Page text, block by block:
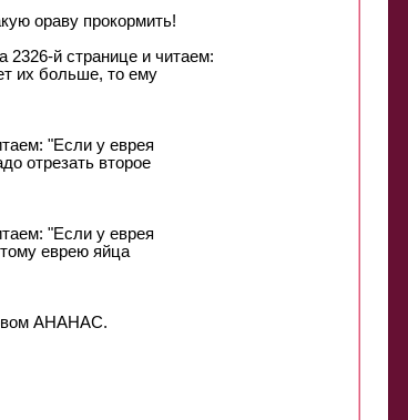
ораву прокормить!
й странице и читаем:
их больше, то ему
"Если у еврея
отрезать второе
"Если у еврея
еврею яйца
АHАHАС.